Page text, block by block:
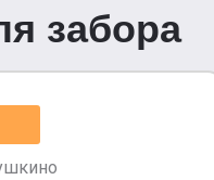
забора